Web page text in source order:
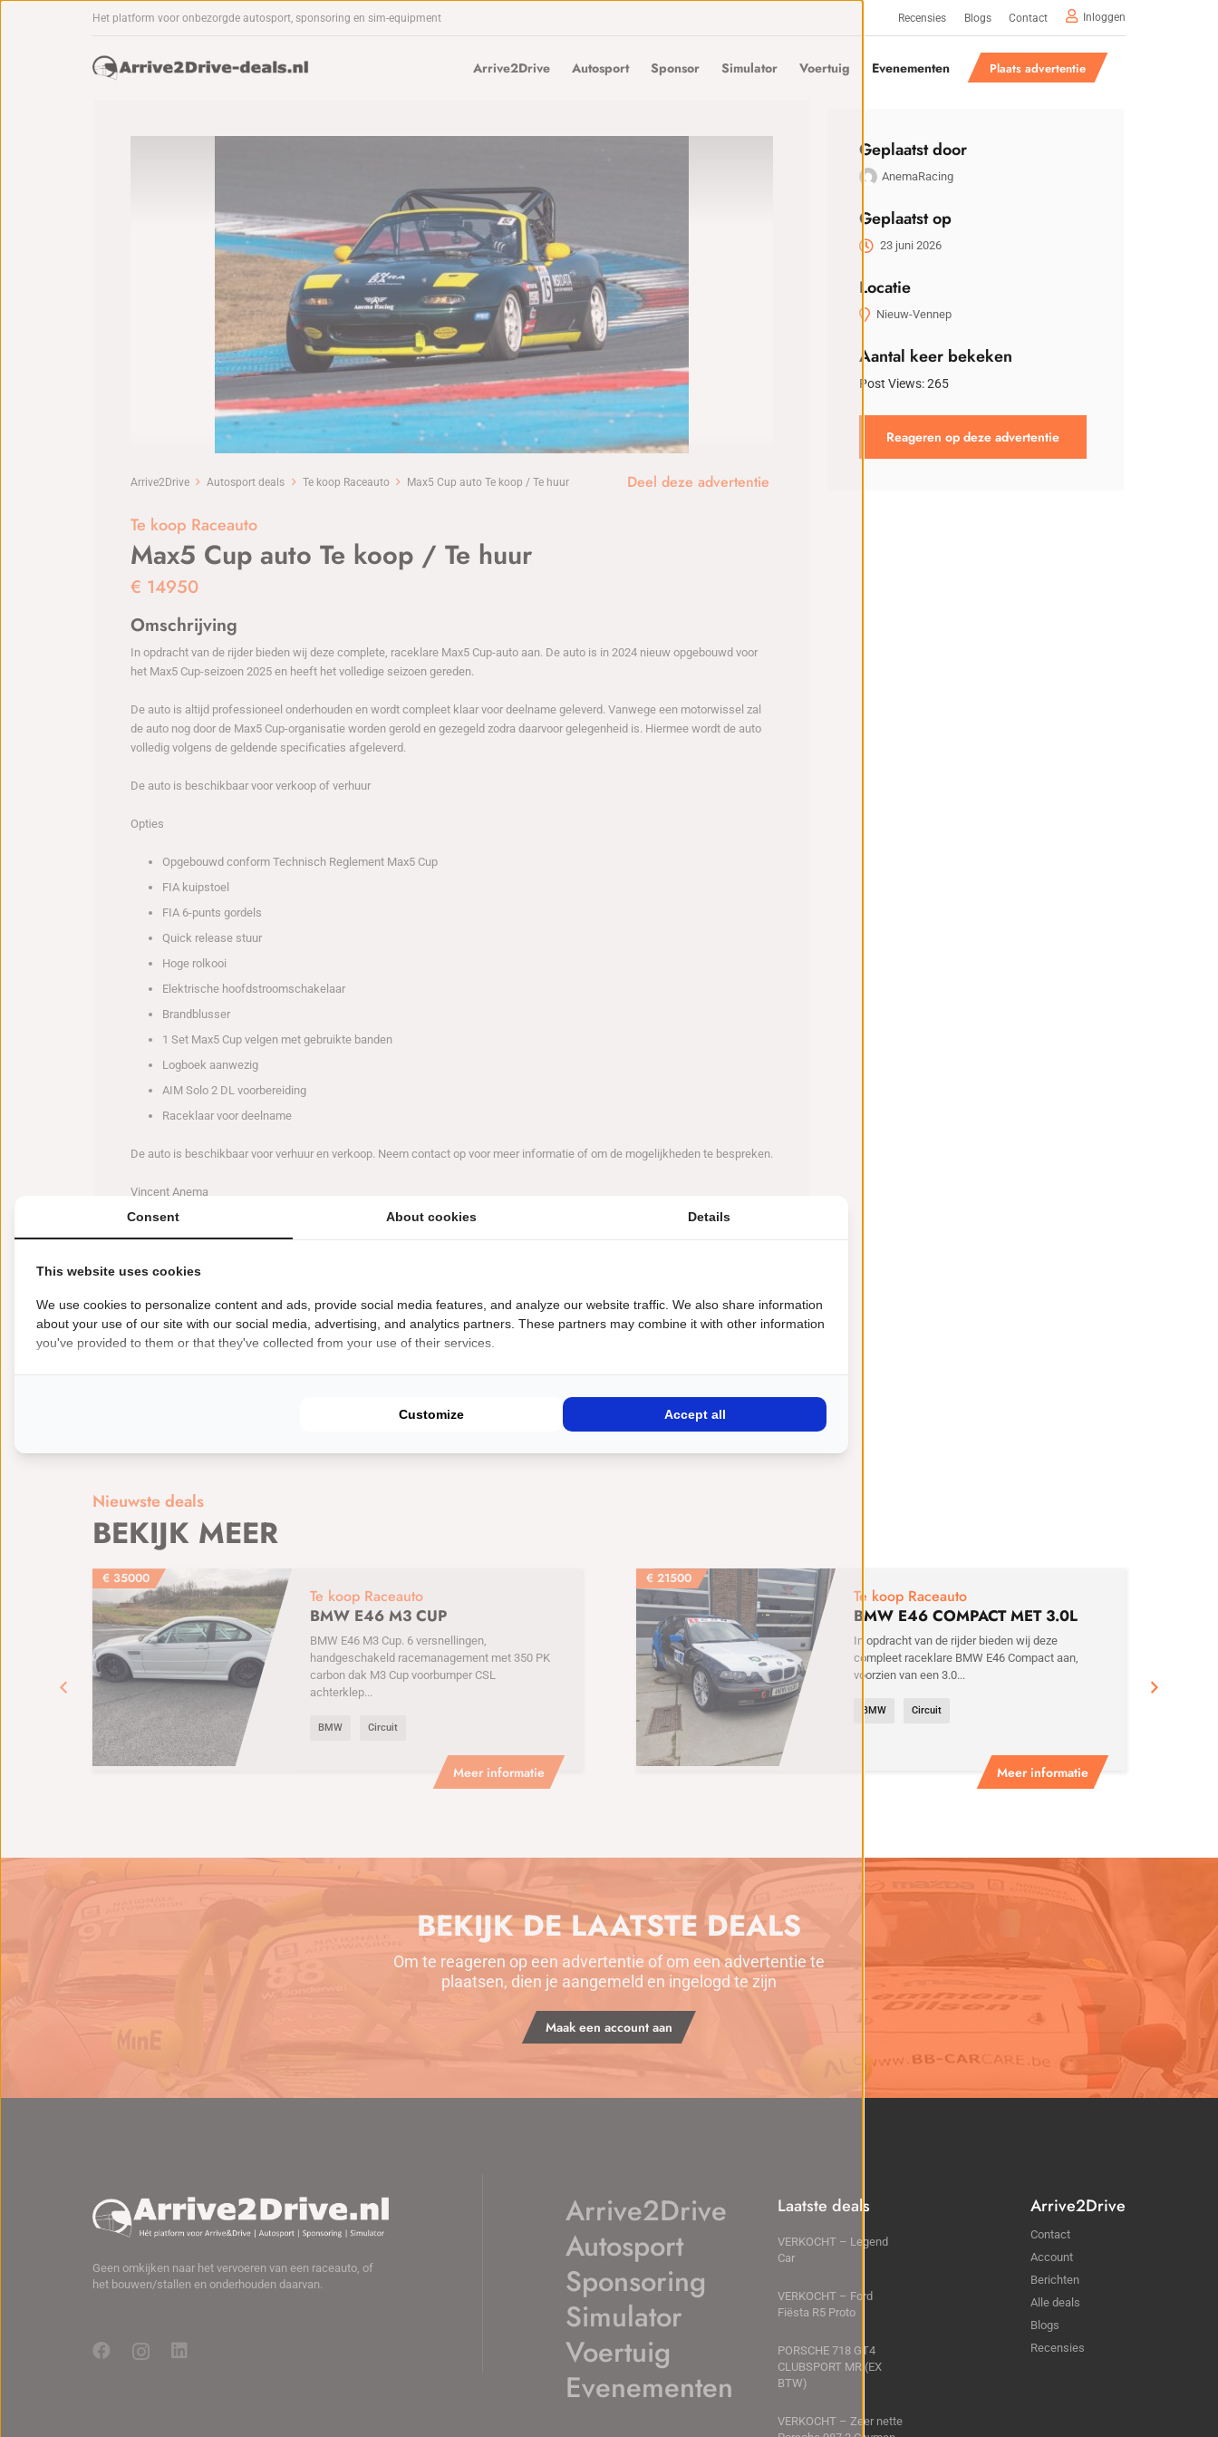
Het platform voor onbezorgde autosport, sponsoring en sim-equipment Recensies Blogs Contact Inloggen
Arrive2Drive Autosport Sponsor Simulator Voertuig Evenementen Plaats advertentie
Arrive2Drive Autosport deals Te koop Raceauto Max5 Cup auto Te koop / Te huur Deel deze advertentie
Te koop Raceauto
Max5 Cup auto Te koop / Te huur
€ 14950
Omschrijving
In opdracht van de rijder bieden wij deze complete, raceklare Max5 Cup-auto aan. De auto is in 2024 nieuw opgebouwd voor
het Max5 Cup-seizoen 2025 en heeft het volledige seizoen gereden.
De auto is altijd professioneel onderhouden en wordt compleet klaar voor deelname geleverd. Vanwege een motorwissel zal
de auto nog door de Max5 Cup-organisatie worden gerold en gezegeld zodra daarvoor gelegenheid is. Hiermee wordt de auto
volledig volgens de geldende specificaties afgeleverd.
De auto is beschikbaar voor verkoop of verhuur
Opties
Opgebouwd conform Technisch Reglement Max5 Cup
FIA kuipstoel
FIA 6-punts gordels
Quick release stuur
Hoge rolkooi
Elektrische hoofdstroomschakelaar
Brandblusser
1 Set Max5 Cup velgen met gebruikte banden
Logboek aanwezig
AIM Solo 2 DL voorbereiding
Raceklaar voor deelname
De auto is beschikbaar voor verhuur en verkoop. Neem contact op voor meer informatie of om de mogelijkheden te bespreken.
Vincent Anema
Tel
: +31 6 52 09 87 97
Auto is op afspraak te bekijken
Preparatie/onderhoud, Circuitondersteuning (Arrive&Drive), Transport, stalling en nog veel meer mogelijk bij Anema Racing!
Kenmerken
Geplaatst door
AnemaRacing
Geplaatst op
23 juni 2026
Locatie
Nieuw-Vennep
Aantal keer bekeken
Post Views:265
Reageren op deze advertentie
Nieuwste deals
BEKIJK MEER
€ 35000
Meer informatie
Te koop Raceauto
BMW E46 M3 CUP
BMW E46 M3 Cup. 6 versnellingen,
handgeschakeld racemanagement met 350 PK
carbon dak M3 Cup voorbumper CSL
achterklep...
BMW Circuit
€ 21500
Meer informatie
Te koop Raceauto
BMW E46 COMPACT MET 3.0L
MOTOR
In opdracht van de rijder bieden wij deze
compleet raceklare BMW E46 Compact aan,
voorzien van een 3.0...
BMW Circuit
BEKIJK DE LAATSTE DEALS
Om te reageren op een advertentie of om een advertentie te
plaatsen, dien je aangemeld en ingelogd te zijn
Maak een account aan
Geen omkijken naar het vervoeren van een raceauto, of
het bouwen/stallen en onderhouden daarvan.
Arrive2Drive
Autosport
Sponsoring
Simulator
Voertuig
Evenementen
Laatste deals
VERKOCHT – Legend
Car
VERKOCHT – Ford
Fiësta R5 Proto
PORSCHE 718 GT4
CLUBSPORT MR (EX
BTW)
VERKOCHT – Zeer nette
Arrive2Drive
Contact
Account
Berichten
Alle deals
Blogs
Recensies
Consent About cookies Details
This website uses cookies
We use cookies to personalize content and ads, provide social media features, and analyze our website traffic. We also share information
about your use of our site with our social media, advertising, and analytics partners. These partners may combine it with other information
you've provided to them or that they've collected from your use of their services.
Customize Accept all